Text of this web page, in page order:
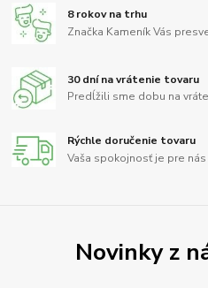
8 rokov na trhu
Značka Kameník Vás
30 dní na vrátenie tovaru
Predĺžili sme dobu na
Rýchle doručenie tovaru
Vaša spokojnosť je pre
Novinky z